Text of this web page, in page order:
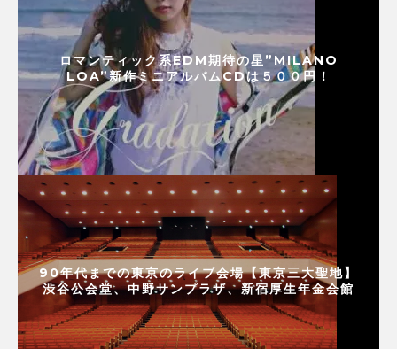
ロマンティック系EDM期待の星”MILANO
LOA”新作ミニアルバムCDは５００円！
90年代までの東京のライブ会場【東京三大聖地】
渋谷公会堂、中野サンプラザ、新宿厚生年金会館